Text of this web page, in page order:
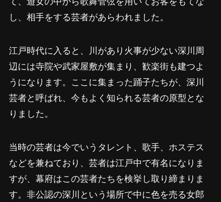
し、相手をする芸者があらわれました。
江戸時代に入ると、川があり火事が少ない深川周
辺には寺院や武家屋敷が集まり、歓楽街も建つよ
うになります。ここに集まった踊子たちが、深川
芸者と呼ばれ、今もよく知られる芸者の原型とな
りました。
当時の芸者は今でいうタレント、歌手、ホステス
などを兼ねており、芸者は江戸中で有名になりま
すが、幕府はこの芸者たちを検挙し取り締まりま
す。非公認の深川という場所で中に色を売る女郎